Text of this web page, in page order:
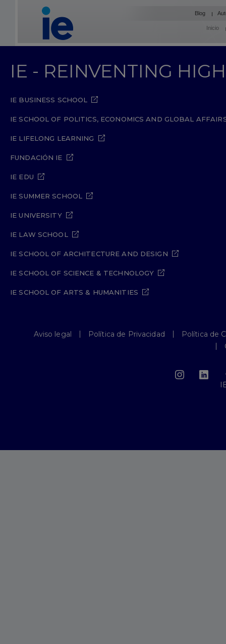
Blog
Inicio
IE - REINVENTING
IE BUSINESS SCHOOL
IE SCHOOL OF POLITICS, ECONOMICS AND GLOBAL
IE LIFELONG LEARNING
FUNDACIÓN IE
IE EDU
IE SUMMER SCHOOL
IE UNIVERSITY
IE LAW SCHOOL
IE SCHOOL OF ARCHITECTURE AND DESIGN
IE SCHOOL OF SCIENCE & TECHNOLOGY
IE SCHOOL OF ARTS & HUMANITIES
Aviso legal Política de Privacidad
Política de